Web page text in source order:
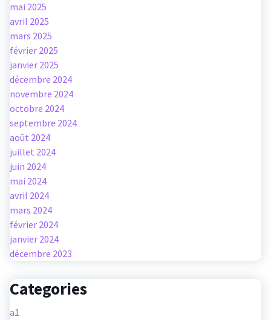
mai 2025
avril 2025
mars 2025
février 2025
janvier 2025
décembre 2024
novembre 2024
octobre 2024
septembre 2024
août 2024
juillet 2024
juin 2024
mai 2024
avril 2024
mars 2024
février 2024
janvier 2024
décembre 2023
Categories
a1